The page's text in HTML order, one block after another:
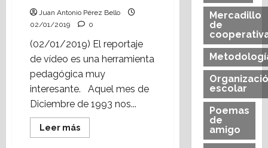
Juan Antonio Pérez Bello
02/01/2019
0
(02/01/2019) El reportaje
de vídeo es una herramienta
pedagógica muy
interesante. Aquel mes de
Diciembre de 1993 nos...
Leer másLeer
más
Mercadillo
de
escolar
Poemas
de
amigo